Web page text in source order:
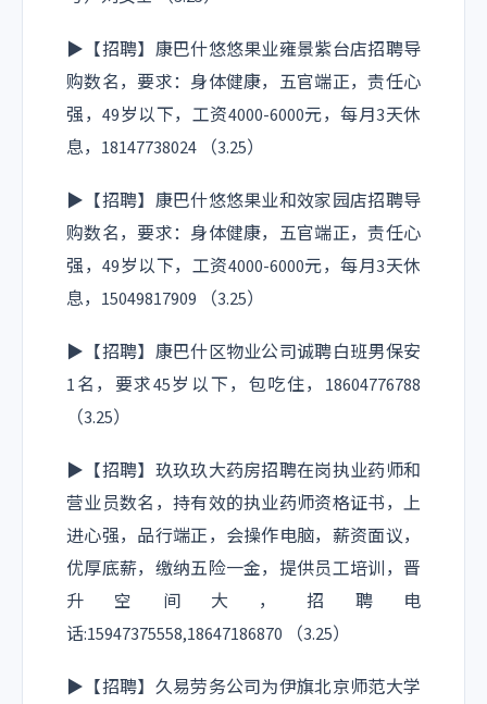
▶【招聘】康巴什悠悠果业雍景紫台店招聘导
购数名，要求：身体健康，五官端正，责任心
强，49岁以下，工资4000-6000元，每月3天休
息，18147738024 （3.25）
▶【招聘】康巴什悠悠果业和效家园店招聘导
购数名，要求：身体健康，五官端正，责任心
强，49岁以下，工资4000-6000元，每月3天休
息，15049817909 （3.25）
▶【招聘】康巴什区物业公司诚聘白班男保安
1名，要求45岁以下，包吃住，18604776788
（3.25）
▶【招聘】玖玖玖大药房招聘在岗执业药师和
营业员数名，持有效的执业药师资格证书，上
进心强，品行端正，会操作电脑，薪资面议，
优厚底薪，缴纳五险一金，提供员工培训，晋
升空间大，招聘电
话:15947375558,18647186870 （3.25）
▶【招聘】久易劳务公司为伊旗北京师范大学